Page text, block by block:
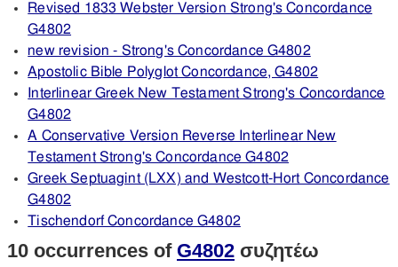
Revised 1833 Webster Version Strong's Concordance
G4802
new revision - Strong's Concordance G4802
Apostolic Bible Polyglot Concordance, G4802
Interlinear Greek New Testament Strong's Concordance
G4802
A Conservative Version Reverse Interlinear New
Testament Strong's Concordance G4802
Greek Septuagint (LXX) and Westcott-Hort Concordance
G4802
Tischendorf Concordance G4802
10 occurrences of G4802 συζητέω